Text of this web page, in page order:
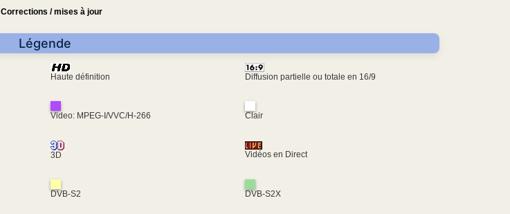
Corrections / mises à jour
Légende
Haute définition Diffusion partielle ou totale en 16/9
Video: MPEG-I/VVC/H-266 Clair
3D Vidéos en Direct
DVB-S2 DVB-S2X